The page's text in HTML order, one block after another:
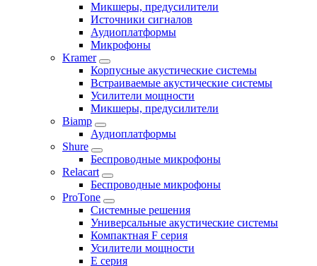
Микшеры, предусилители
Источники сигналов
Аудиоплатформы
Микрофоны
Kramer
Корпусные акустические системы
Встраиваемые акустические системы
Усилители мощности
Микшеры, предусилители
Biamp
Аудиоплатформы
Shure
Беспроводные микрофоны
Relacart
Беспроводные микрофоны
ProTone
Системные решения
Универсальные акустические системы
Компактная F серия
Усилители мощности
E серия